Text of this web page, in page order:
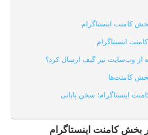
کامنت اینستاگرام
اینستاگرام
از وب‌سایت نیز گیف ارسال کرد؟
کامنت‌ها
اینستاگرام؛ سخن پایانی
بخش کامنت اینستاگرام